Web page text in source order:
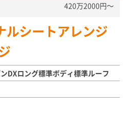
420万2000円〜
ルシートアレンジ
DXロング標準ボディ標準ルーフ